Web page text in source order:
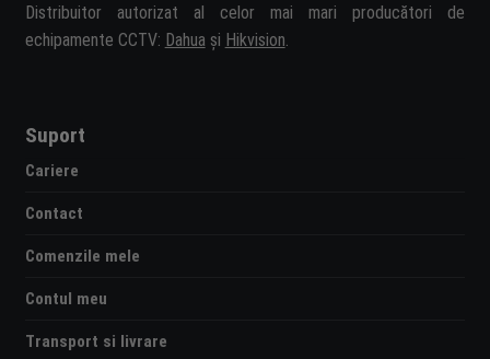
Distribuitor autorizat al celor mai mari producători de
echipamente CCTV: Dahua și Hikvision
Suport
Cariere
Contact
Comenzile mele
Contul meu
Transport si livrare